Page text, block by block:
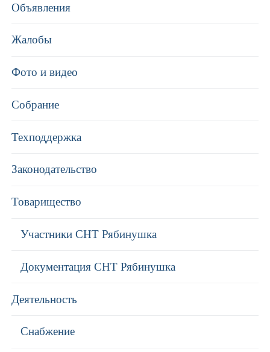
Объявления
Жалобы
Фото и видео
Собрание
Техподдержка
Законодательство
Товарищество
Участники СНТ Рябинушка
Документация СНТ Рябинушка
Деятельность
Снабжение